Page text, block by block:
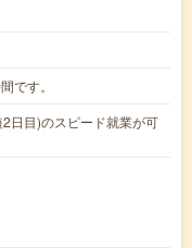
です。
日目)のスピード就業が可